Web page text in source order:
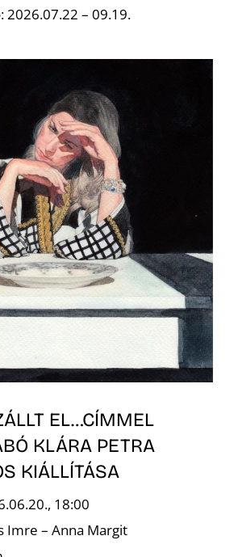
– 09.19.
EL…CÍMMEL
KLÁRA PETRA
KIÁLLÍTÁSA
18:00
Imre – Anna Margit